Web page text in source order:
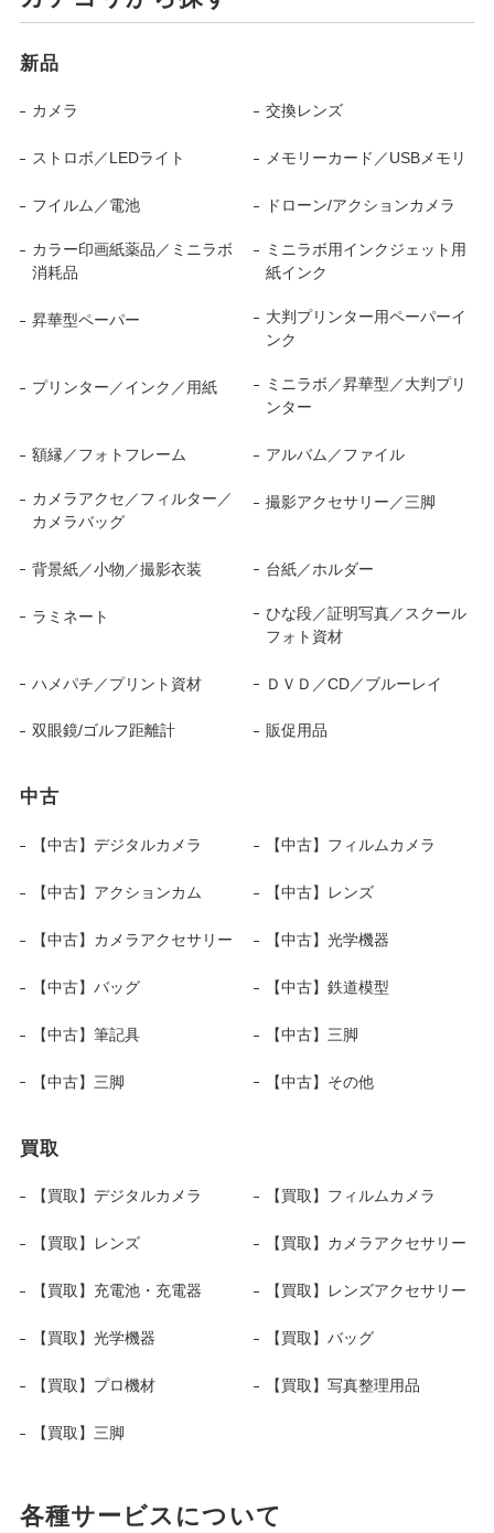
新品
カメラ 交換レンズ
ストロボ／LEDライト メモリーカード／USBメモリ
フイルム／電池 ドローン/アクションカメラ
カラー印画紙薬品／ミニラボ
消耗品
ミニラボ用インクジェット用
紙インク
昇華型ペーパー
大判プリンター用ペーパーイ
ンク
プリンター／インク／用紙
ミニラボ／昇華型／大判プリ
ンター
額縁／フォトフレーム アルバム／ファイル
カメラアクセ／フィルター／
カメラバッグ
撮影アクセサリー／三脚
背景紙／小物／撮影衣装 台紙／ホルダー
ラミネート
ひな段／証明写真／スクール
フォト資材
ハメパチ／プリント資材 ＤＶＤ／CD／ブルーレイ
双眼鏡/ゴルフ距離計 販促用品
中古
【中古】デジタルカメラ 【中古】フィルムカメラ
【中古】アクションカム 【中古】レンズ
【中古】カメラアクセサリー 【中古】光学機器
【中古】バッグ 【中古】鉄道模型
【中古】筆記具 【中古】三脚
【中古】三脚 【中古】その他
買取
【買取】デジタルカメラ 【買取】フィルムカメラ
【買取】レンズ 【買取】カメラアクセサリー
【買取】充電池・充電器 【買取】レンズアクセサリー
【買取】光学機器 【買取】バッグ
【買取】プロ機材 【買取】写真整理用品
【買取】三脚
各種サービスについて